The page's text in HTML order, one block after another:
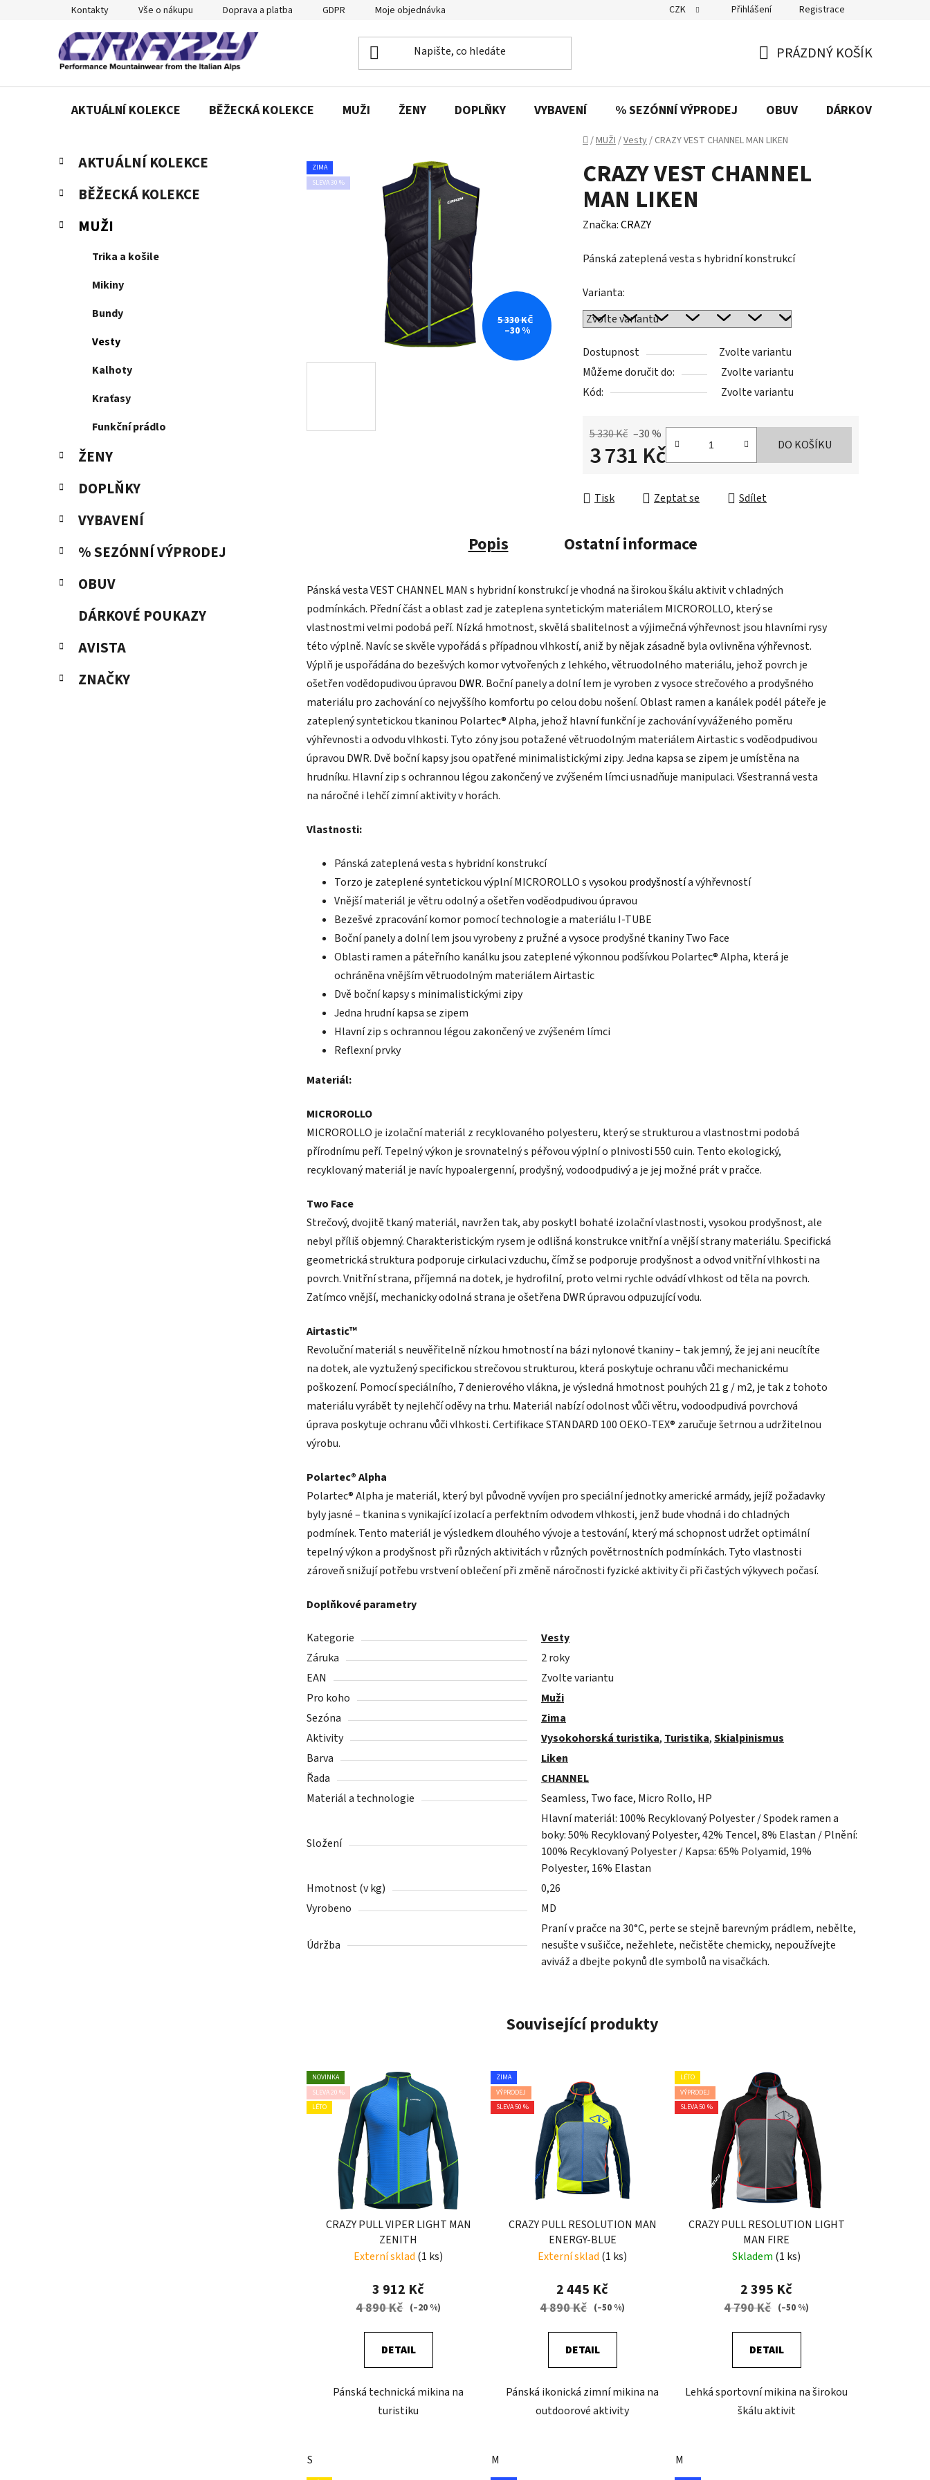
Kontakty Vše o nákupu Doprava a platba GDPR Moje objednávka CZK Přihlášení Registrace
KOŠÍK
PRÁZDNÝ KOŠÍK
AKTUÁLNÍ KOLEKCE BĚŽECKÁ KOLEKCE MUŽI ŽENY DOPLŇKY VYBAVENÍ % SEZÓNNÍ VÝPRODEJ OBUV DÁRKOVÉ
Domů
/MUŽI/Vesty/ CRAZY VEST CHANNEL MAN LIKEN
P
s
r
Přeskočit
kategorie
K
a
t
e
o
AKTUÁLNÍ KOLEKCE
BĚŽECKÁ KOLEKCE
MUŽI
Trika a košile
Mikiny
Bundy
Vesty
Kalhoty
Kraťasy
Funkční prádlo
ŽENY
DOPLŇKY
VYBAVENÍ
% SEZÓNNÍ VÝPRODEJ
OBUV
DÁRKOVÉ POUKAZY
AVISTA
ZNAČKY
CRAZY VEST CHANNEL
MAN LIKEN
Značka:CRAZY
Pánská zateplená vesta s hybridní konstrukcí
Varianta:
Dostupnost
Zvolte variantu
Můžeme doručit do:
Zvolte variantu
Kód:
Zvolte variantu
5 330 Kč –30 %
3 731 Kč DO KOŠÍKU
Tisk Zeptat se Sdílet
ZIMA
SLEVA 30 %
5 330 KČ
–30 %
Popis Ostatní informace
Pánská vesta VEST CHANNEL MAN s hybridní konstrukcí je vhodná na širokou škálu aktivit v chladných
podmínkách. Přední část a oblast zad je zateplena syntetickým materiálem MICROROLLO, který se
vlastnostmi velmi podobá peří. Nízká hmotnost, skvělá sbalitelnost a výjimečná výhřevnost jsou hlavními rysy
této výplně. Navíc se skvěle vypořádá s případnou vlhkostí, aniž by nějak zásadně byla ovlivněna výhřevnost.
Výplň je uspořádána do bezešvých komor vytvořených z lehkého, větruodolného materiálu, jehož povrch je
ošetřen vodědopudivou úpravou DWR. Boční panely a dolní lem je vyroben z vysoce strečového a prodyšného
materiálu pro zachování co nejvyššího komfortu po celou dobu nošení. Oblast ramen a kanálek podél páteře je
zateplený syntetickou tkaninou Polartec® Alpha, jehož hlavní funkční je zachování vyváženého poměru
výhřevnosti a odvodu vlhkosti. Tyto zóny jsou potažené větruodolným materiálem Airtastic s voděodpudivou
úpravou DWR. Dvě boční kapsy jsou opatřené minimalistickými zipy. Jedna kapsa se zipem je umístěna na
hrudníku. Hlavní zip s ochrannou légou zakončený ve zvýšeném límci usnadňuje manipulaci. Všestranná vesta
na náročné i lehčí zimní aktivity v horách.
Vlastnosti:
Pánská zateplená vesta s hybridní konstrukcí
Torzo je zateplené syntetickou výplní MICROROLLO s vysokou prodyšnostía výhřevností
Vnější materiál je větru odolný a ošetřen voděodpudivou úpravou
Bezešvé zpracování komor pomocí technologie a materiálu I-TUBE
Boční panely a dolní lem jsou vyrobeny z pružné a vysoce prodyšné tkaniny Two Face
Oblasti ramen a páteřního kanálku jsou zateplené výkonnou podšívkou Polartec® Alpha, která je
ochráněna vnějším větruodolným materiálem Airtastic
Dvě boční kapsy s minimalistickými zipy
Jedna hrudní kapsa se zipem
Hlavní zip s ochrannou légou zakončený ve zvýšeném límci
Reflexní prvky
Materiál:
MICROROLLO
MICROROLLO je izolační materiál z recyklovaného polyesteru, který se strukturou a vlastnostmi podobá
přírodnímu peří. Tepelný výkon je srovnatelný s péřovou výplní o plnivosti 550 cuin. Tento ekologický,
recyklovaný materiál je navíc hypoalergenní, prodyšný, vodoodpudivý a je jej možné prát v pračce.
Two Face
Strečový, dvojitě tkaný materiál, navržen tak, aby poskytl bohaté izolační vlastnosti, vysokou prodyšnost, ale
nebyl příliš objemný. Charakteristickým rysem je odlišná konstrukce vnitřní a vnější strany materiálu. Specifická
geometrická struktura podporuje cirkulaci vzduchu, čímž se podporuje prodyšnost a odvod vnitřní vlhkosti na
povrch. Vnitřní strana, příjemná na dotek, je hydrofilní, proto velmi rychle odvádí vlhkost od těla na povrch.
Zatímco vnější, mechanicky odolná strana je ošetřena DWR úpravou odpuzující vodu.
Airtastic™
Revoluční materiál s neuvěřitelně nízkou hmotností na bázi nylonové tkaniny – tak jemný, že jej ani neucítíte
na dotek, ale vyztužený specifickou strečovou strukturou, která poskytuje ochranu vůči mechanickému
poškození. Pomocí speciálního, 7 denierového vlákna, je výsledná hmotnost pouhých 21 g / m2, je tak z tohoto
materiálu vyrábět ty nejlehčí oděvy na trhu. Materiál nabízí odolnost vůči větru, vodoodpudivá povrchová
úprava poskytuje ochranu vůči vlhkosti. Certifikace STANDARD 100 OEKO-TEX® zaručuje šetrnou a udržitelnou
výrobu.
Polartec® Alpha
Polartec® Alpha je materiál, který byl původně vyvíjen pro speciální jednotky americké armády, jejíž požadavky
byly jasné – tkanina s vynikající izolací a perfektním odvodem vlhkosti, jenž bude vhodná i do chladných
podmínek. Tento materiál je výsledkem dlouhého vývoje a testování, který má schopnost udržet optimální
tepelný výkon a prodyšnost při různých aktivitách v různých povětrnostních podmínkách. Tyto vlastnosti
zároveň snižují potřebu vrstvení oblečení při změně náročnosti fyzické aktivity či při častých výkyvech počasí.
Doplňkové parametry
Kategorie
Vesty
Záruka
2 roky
EAN
Zvolte variantu
Pro koho
Muži
Sezóna
Zima
Aktivity
Vysokohorská turistika, Turistika,Skialpinismus
Barva
Liken
Řada
CHANNEL
Materiál a technologie
Seamless, Two face, Micro Rollo, HP
Složení
Hlavní materiál: 100% Recyklovaný Polyester / Spodek ramen a
boky: 50% Recyklovaný Polyester, 42% Tencel, 8% Elastan / Plnění:
100% Recyklovaný Polyester / Kapsa: 65% Polyamid, 19%
Polyester, 16% Elastan
Hmotnost (v kg)
0,26
Vyrobeno
MD
Údržba
Praní v pračce na 30°C, perte se stejně barevným prádlem, nebělte,
nesušte v sušičce, nežehlete, nečistěte chemicky, nepoužívejte
aviváž a dbejte pokynů dle symbolů na visačkách.
Související produkty
NOVINKA
SLEVA 20 %
LÉTO
CRAZY PULL VIPER LIGHT MAN
ZENITH
Externí sklad (1 ks)
3 912 Kč
4 890 Kč (–20 %)
DETAIL
Pánská technická mikina na
turistiku
S
ZIMA
VÝPRODEJ
SLEVA 50 %
CRAZY PULL RESOLUTION MAN
ENERGY-BLUE
Externí sklad (1 ks)
2 445 Kč
4 890 Kč (–50 %)
DETAIL
Pánská ikonická zimní mikina na
outdoorové aktivity
M
LÉTO
VÝPRODEJ
SLEVA 50 %
CRAZY PULL RESOLUTION LIGHT
MAN FIRE
Skladem (1 ks)
2 395 Kč
4 790 Kč (–50 %)
DETAIL
Lehká sportovní mikina na širokou
škálu aktivit
M